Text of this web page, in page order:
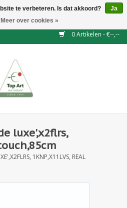
0 Artikelen - €--,--
luxe',x2flrs,
1KNP,X11LVS, REAL
te verbeteren. Is dat akkoord?
Ja
Meer over cookies »